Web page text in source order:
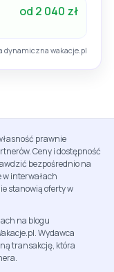
od 2 040 zł
dynamiczna wakacje.pl
prawnie
Ceny i dostępność
bezpośrednio na
w interwałach
stanowią oferty w
na blogu
Wydawca
transakcję, która